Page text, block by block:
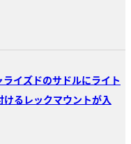
ライズドのサドルにライト
けるレックマウントが入